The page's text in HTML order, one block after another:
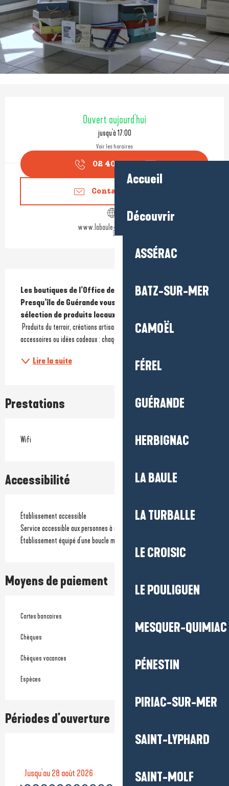
Accueil
Découvrir
ASSÉRAC
BATZ-SUR-MER
CAMOËL
FÉREL
GUÉRANDE
HERBIGNAC
LA BAULE
LA TURBALLE
LE CROISIC
LE POULIGUEN
MESQUER-QUIMIAC
PÉNESTIN
PIRIAC-SUR-MER
SAINT-LYPHARD
SAINT-MOLF
Ouverture et coordonnées
Ouvert aujourd'hui
jusqu'à 17:00
Voir les horaires
02 40 24 34
Contactez-nous
www.labaule-guerande.com
Description
Les boutiques de l’Office de tourisme La Baule-
Presqu’île de Guérande vous invitent à découvrir une
sélection de produits locaux, gourmands et engagés.
accessoires ou idées cadeaux : chaque article reflète l’art de vivre de...
Lire la suite
Prestations
Wifi
Accessibilité
Établissement accessible
Service accessible aux personnes à mobilité réduite
Établissement équipé d'une boucle magnétique
Moyens de paiement
Cartes bancaires
Chèques
Chèques vacances
Espèces
Périodes d'ouverture
Jusqu'au28 août 2026